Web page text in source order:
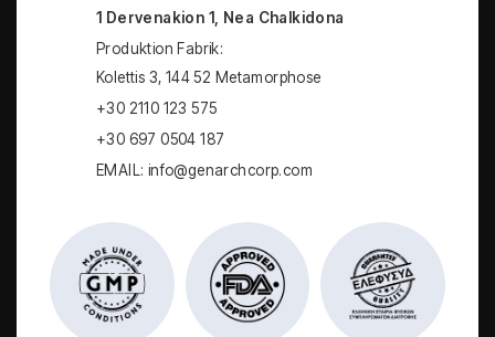
1 Dervenakion 1, Nea Chalkidona
Produktion Fabrik:
Kolettis 3, 144 52 Metamorphose
+30 2110 123 575
+30 697 0504 187
EMAIL: info@genarchcorp.com